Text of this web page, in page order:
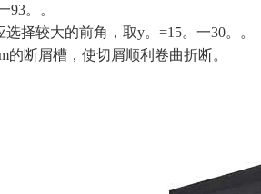
93。。
择较大的前角，取y。=15。一30。。
的断屑槽，使切屑顺利卷曲折断。